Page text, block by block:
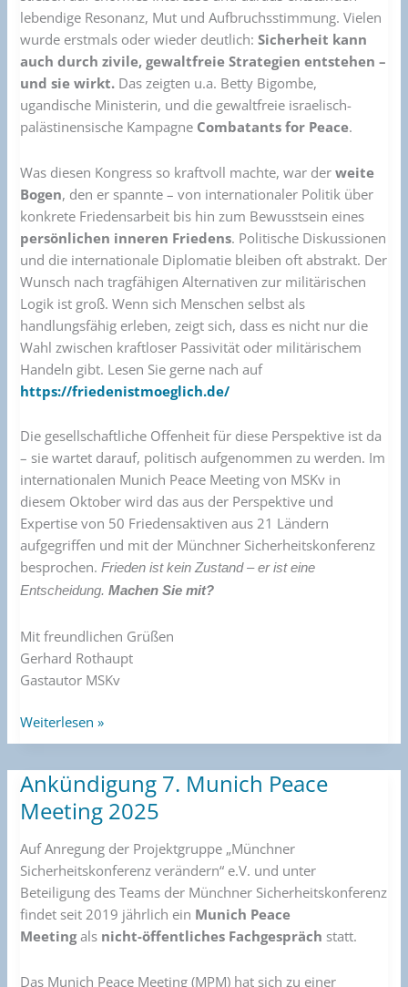
lebendige Resonanz, Mut und Aufbruchsstimmung. Vielen
wurde erstmals oder wieder deutlich:Sicherheit kann
auch durch zivile, gewaltfreie Strategien entstehen –
und sie wirkt. Das zeigten u.a. Betty Bigombe,
ugandische Ministerin, und die gewaltfreie israelisch-
palästinensische Kampagne Combatants for Peace.
Was diesen Kongress so kraftvoll machte, war derweite
Bogen, den er spannte – von internationaler Politik über
konkrete Friedensarbeit bis hin zum Bewusstsein eines
persönlichen inneren Friedens. Politische Diskussionen
und die internationale Diplomatie bleiben oft abstrakt. Der
Wunsch nach tragfähigen Alternativen zur militärischen
Logik ist groß. Wenn sich Menschen selbst als
handlungsfähig erleben, zeigt sich, dass es nicht nur die
Wahl zwischen kraftloser Passivität oder militärischem
Handeln gibt. Lesen Sie gerne nach auf
https://friedenistmoeglich.de/
Die gesellschaftliche Offenheit für diese Perspektive ist da
– sie wartet darauf, politisch aufgenommen zu werden. Im
internationalen Munich Peace Meeting von MSKv in
diesem Oktober wird das aus der Perspektive und
Expertise von 50 Friedensaktiven aus 21 Ländern
aufgegriffen und mit der Münchner Sicherheitskonferenz
besprochen.Frieden ist kein Zustand – er ist eine
Entscheidung.Machen Sie mit?
Mit freundlichen Grüßen
Gerhard Rothaupt
Gastautor MSKv
Weiterlesen »
Ankündigung 7. Munich Peace
Meeting 2025
Auf Anregung der Projektgruppe „Münchner
Sicherheitskonferenz verändern“ e.V. und unter
Beteiligung des Teams der Münchner Sicherheitskonferenz
findet seit 2019 jährlich ein Munich Peace
Meetingals nicht-öffentliches Fachgespräch statt.
Das Munich Peace Meeting (MPM) hat sich zu einer
Ankündigung
7.
Munich
Peace
Meeting
2025